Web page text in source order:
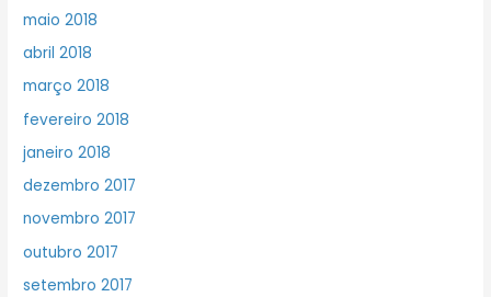
maio 2018
abril 2018
março 2018
fevereiro 2018
janeiro 2018
dezembro 2017
novembro 2017
outubro 2017
setembro 2017